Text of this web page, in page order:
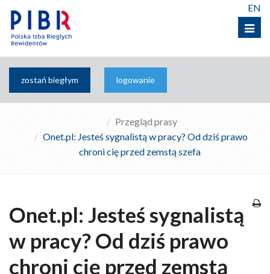
Menu
EN
zostań biegłym logowanie
Przegląd prasy
Onet.pl: Jesteś sygnalistą w pracy? Od dziś prawo
chroni cię przed zemstą szefa
Onet.pl: Jesteś sygnalistą
w pracy? Od dziś prawo
chroni cię przed zemstą